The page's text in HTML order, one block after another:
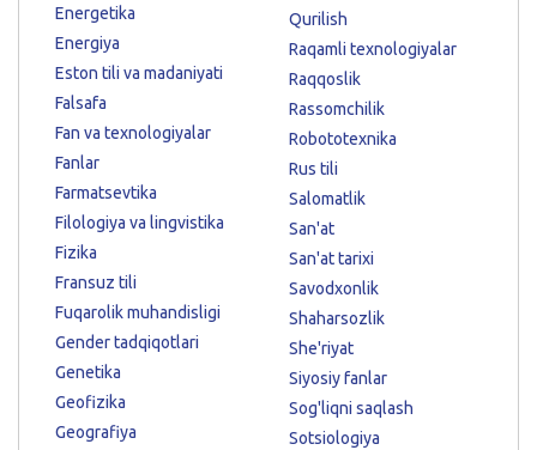
Energetika
Energiya
Eston tili va madaniyati
Falsafa
Fan va texnologiyalar
Fanlar
Farmatsevtika
Filologiya va lingvistika
Fizika
Fransuz tili
Fuqarolik muhandisligi
Gender tadqiqotlari
Genetika
Geofizika
Geografiya
Qurilish
Raqamli texnologiyalar
Raqqoslik
Rassomchilik
Robototexnika
Rus tili
Salomatlik
San'at
San'at tarixi
Savodxonlik
Shaharsozlik
She'riyat
Siyosiy fanlar
Sog'liqni saqlash
Sotsiologiya